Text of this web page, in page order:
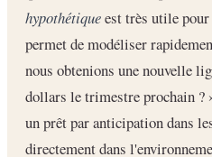
hypothétiqueest très utile
permet de modéliser
nous obtenions une nouvelle
dollars le trimestre prochain ?
un prêt par anticipation dans
directement dans